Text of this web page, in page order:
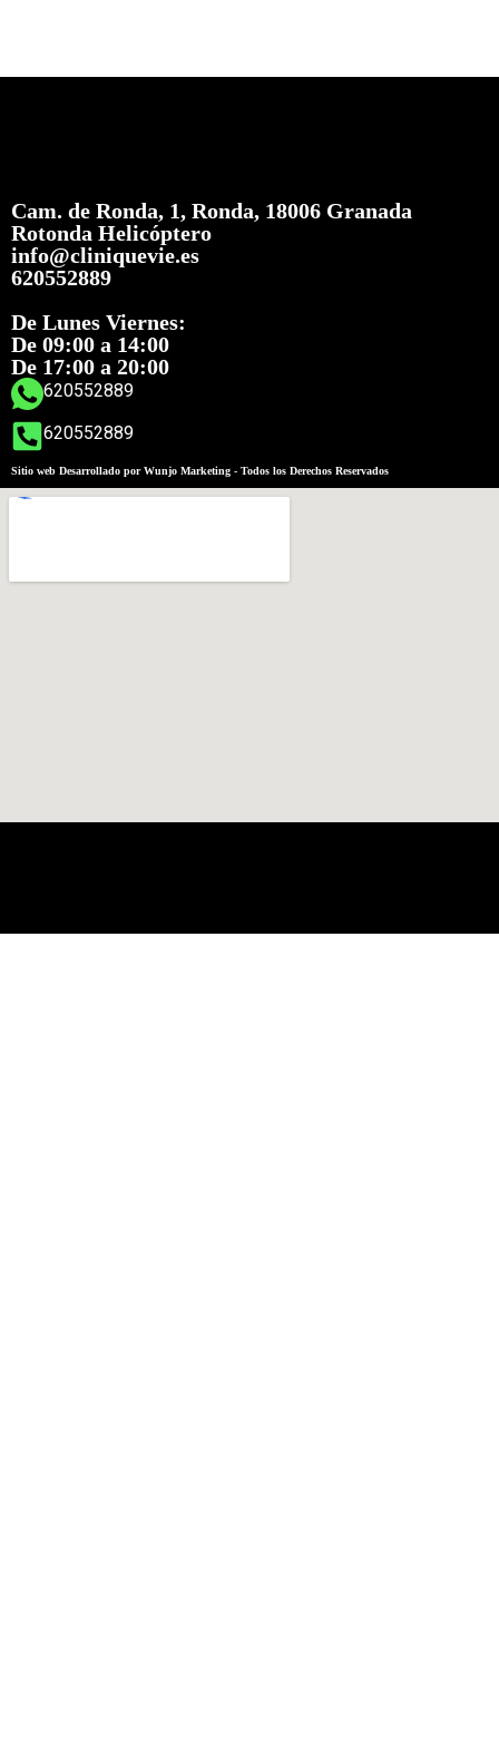
Cam. de Ronda, 1, Ronda, 18006 Granada
Rotonda Helicóptero
info@cliniquevie.es
620552889
De Lunes Viernes:
De 09:00 a 14:00
De 17:00 a 20:00
620552889
620552889
Sitio web Desarrollado por Wunjo Marketing - Todos los Derechos Reservados